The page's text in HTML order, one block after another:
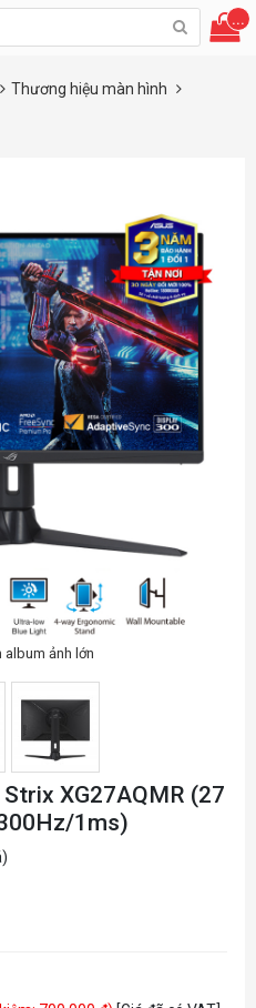
...
Thương hiệu màn hình
ảnh lớn
Strix XG27AQMR (27
1ms)